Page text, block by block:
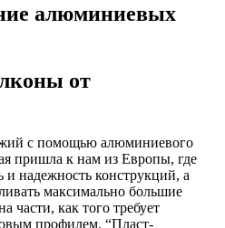
алюминиевых
от
с помощью алюминиевого
пришла к нам из Европы, где
и надежность конструкций, а
максимально большие
части, как того требует
профилем. “Пласт-